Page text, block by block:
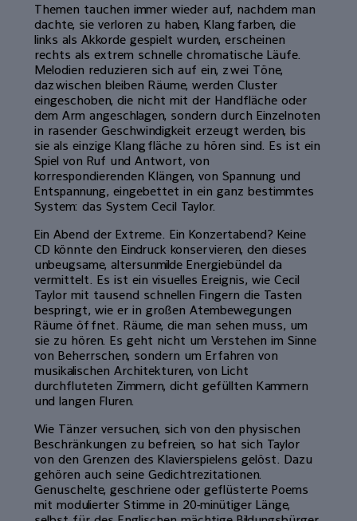
Themen tauchen immer wieder auf, nachdem man
dachte, sie verloren zu haben, Klangfarben, die
links als Akkorde gespielt wurden, erscheinen
rechts als extrem schnelle chromatische Läufe.
Melodien reduzieren sich auf ein, zwei Töne,
dazwischen bleiben Räume, werden Cluster
eingeschoben, die nicht mit der Handfläche oder
dem Arm angeschlagen, sondern durch Einzelnoten
in rasender Geschwindigkeit erzeugt werden, bis
sie als einzige Klangfläche zu hören sind. Es ist ein
Spiel von Ruf und Antwort, von
korrespondierenden Klängen, von Spannung und
Entspannung, eingebettet in ein ganz bestimmtes
System: das System Cecil Taylor.
Ein Abend der Extreme. Ein Konzertabend? Keine
CD könnte den Eindruck konservieren, den dieses
unbeugsame, altersunmilde Energiebündel da
vermittelt. Es ist ein visuelles Ereignis, wie Cecil
Taylor mit tausend schnellen Fingern die Tasten
bespringt, wie er in großen Atembewegungen
Räume öffnet. Räume, die man sehen muss, um
sie zu hören. Es geht nicht um Verstehen im Sinne
von Beherrschen, sondern um Erfahren von
musikalischen Architekturen, von Licht
durchfluteten Zimmern, dicht gefüllten Kammern
und langen Fluren.
Wie Tänzer versuchen, sich von den physischen
Beschränkungen zu befreien, so hat sich Taylor
von den Grenzen des Klavierspielens gelöst. Dazu
gehören auch seine Gedichtrezitationen.
Genuschelte, geschriene oder geflüsterte Poems
mit modulierter Stimme in 20-minütiger Länge,